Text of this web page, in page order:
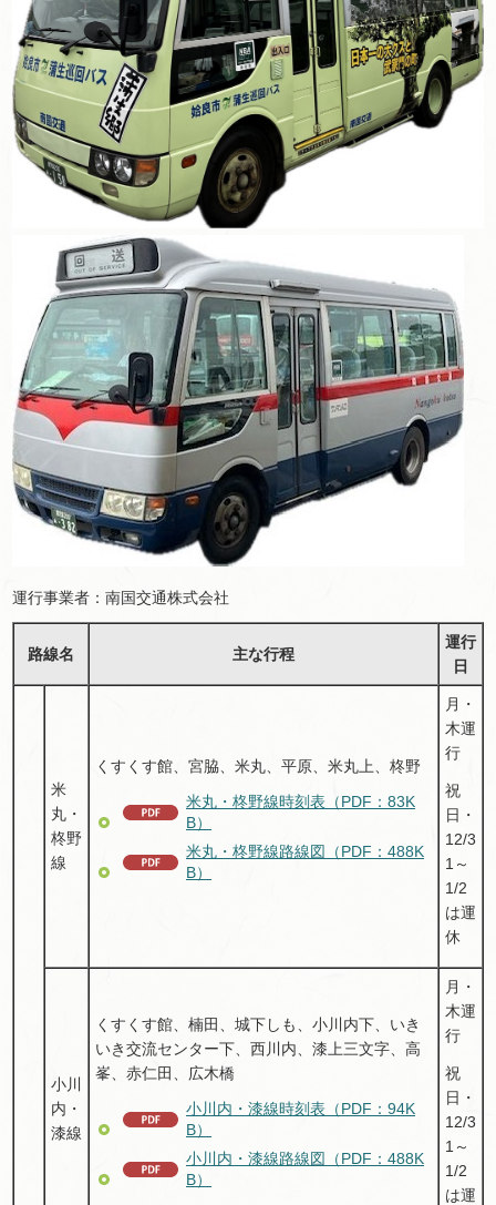
運行事業者：南国交通株式会社
路線名 主な行程
運行
日
米
丸・
柊野
線
くすくす館、宮脇、米丸、平原、米丸上、柊野
米丸・柊野線時刻表（PDF：83K
B）
米丸・柊野線路線図（PDF：488K
B）
月・
木運
行
祝
日・
12/3
1～
1/2
は運
休
小川
内・
漆線
くすくす館、楠田、城下しも、小川内下、いき
いき交流センター下、西川内、漆上三文字、高
峯、赤仁田、広木橋
小川内・漆線時刻表（PDF：94K
B）
小川内・漆線路線図（PDF：488K
B）
月・
木運
行
祝
日・
12/3
1～
1/2
は運